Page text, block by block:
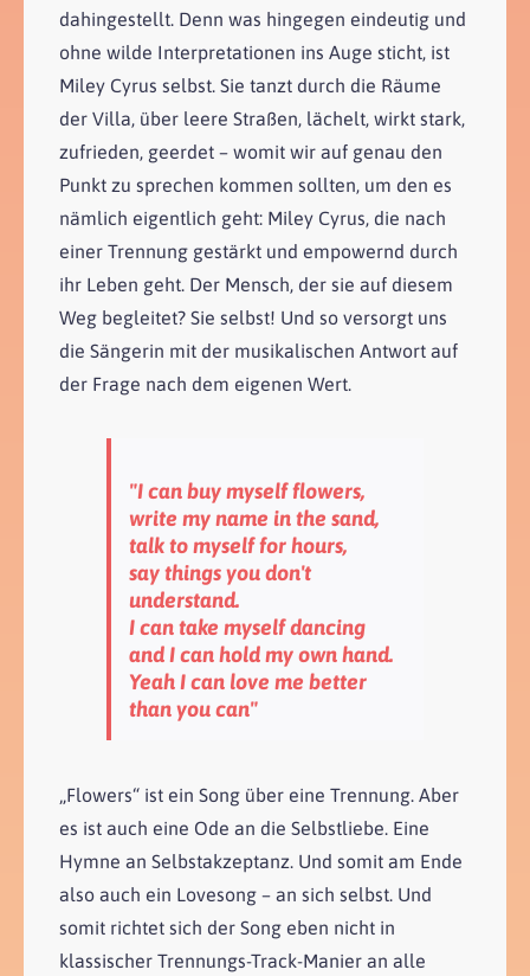
dahingestellt. Denn was hingegen eindeutig und
ohne wilde Interpretationen ins Auge sticht, ist
Miley Cyrus selbst. Sie tanzt durch die Räume
der Villa, über leere Straßen, lächelt, wirkt stark,
zufrieden, geerdet – womit wir auf genau den
Punkt zu sprechen kommen sollten, um den es
nämlich eigentlich geht: Miley Cyrus, die nach
einer Trennung gestärkt und empowernd durch
ihr Leben geht. Der Mensch, der sie auf diesem
Weg begleitet? Sie selbst! Und so versorgt uns
die Sängerin mit der musikalischen Antwort auf
der Frage nach dem eigenen Wert.
"I can buy myself flowers,
write my name in the sand,
talk to myself for hours,
say things you don't
understand.
I can take myself dancing
and I can hold my own hand.
Yeah I can love me better
than you can"
„Flowers“ ist ein Song über eine Trennung. Aber
es ist auch eine Ode an die Selbstliebe. Eine
Hymne an Selbstakzeptanz. Und somit am Ende
also auch ein Lovesong – an sich selbst. Und
somit richtet sich der Song eben nicht in
klassischer Trennungs-Track-Manier an alle